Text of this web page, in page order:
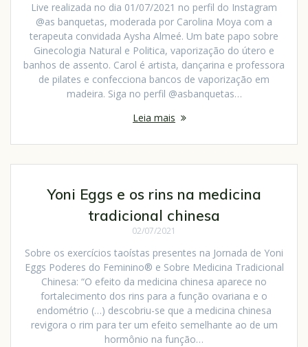
Live realizada no dia 01/07/2021 no perfil do Instagram
@as banquetas, moderada por Carolina Moya com a
terapeuta convidada Aysha Almeé. Um bate papo sobre
Ginecologia Natural e Politica, vaporização do útero e
banhos de assento. Carol é artista, dançarina e professora
de pilates e confecciona bancos de vaporização em
madeira. Siga no perfil @asbanquetas…
Leia mais
Yoni Eggs e os rins na medicina
tradicional chinesa
02/07/2021
Sobre os exercícios taoístas presentes na Jornada de Yoni
Eggs Poderes do Feminino® e Sobre Medicina Tradicional
Chinesa: “O efeito da medicina chinesa aparece no
fortalecimento dos rins para a função ovariana e o
endométrio (…) descobriu-se que a medicina chinesa
revigora o rim para ter um efeito semelhante ao de um
hormônio na função…